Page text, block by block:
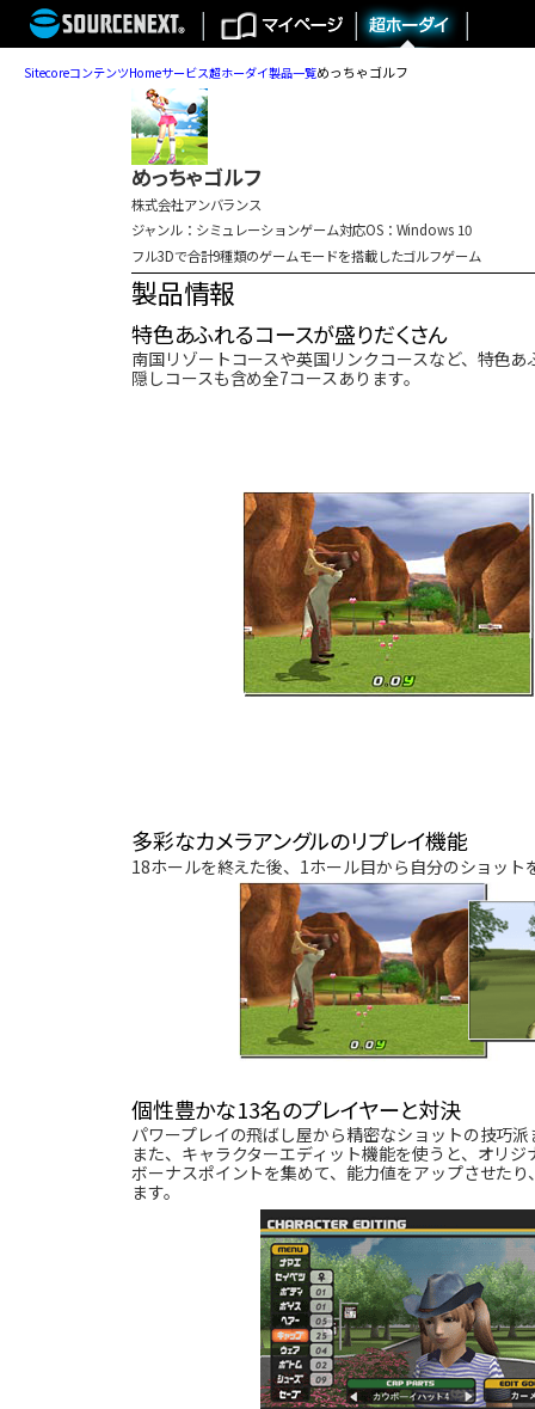
SitecoreコンテンツHomeサービス超ホーダイ製品一覧めっちゃゴルフ
めっちゃゴルフ
株式会社アンバランス
ジャンル：シミュレーションゲーム対応OS：Windows 10
フル3Dで合計9種類のゲームモードを搭載したゴルフゲーム
製品情報
特色あふれるコースが盛りだくさん
南国リゾートコースや英国リンクコースなど、特色
隠しコースも含め全7コースあります。
多彩なカメラアングルのリプレイ機能
18ホールを終えた後、1ホール目から自分のショッ
個性豊かな13名のプレイヤーと対決
パワープレイの飛ばし屋から精密なショットの技巧
また、キャラクターエディット機能を使うと、オリ
ボーナスポイントを集めて、能力値をアップさせた
ます。